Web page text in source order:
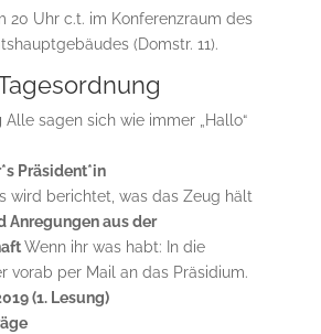
20 Uhr c.t. im Konferenzraum des
(Domstr. 11).
Alle sagen sich wie immer „Hallo“
Präsident*in
wird berichtet, was das Zeug hält
Anregungen aus der
Wenn ihr was habt: In die
vorab per Mail an das Präsidium.
(1. Lesung)